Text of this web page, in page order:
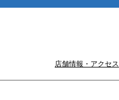
店舗情報・アクセス